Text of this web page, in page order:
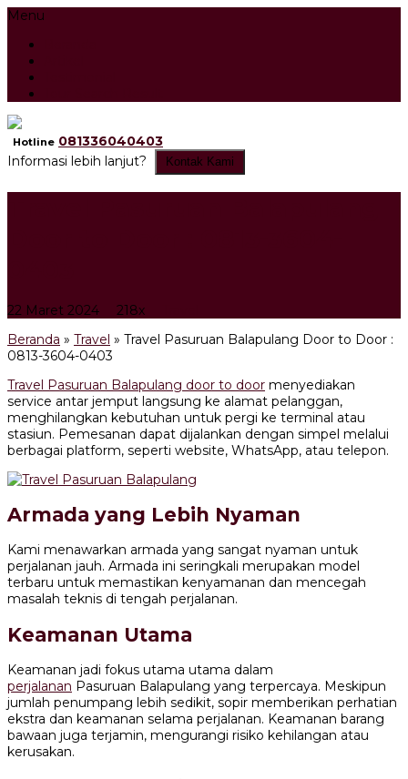
Menu
Hotline 081336040403
Informasi lebih lanjut?
Kontak Kami
22 Maret 2024 218x
Beranda » Travel » Travel Pasuruan Balapulang Door to Door :
0813-3604-0403
Travel Pasuruan Balapulang door to door menyediakan
service antar jemput langsung ke alamat pelanggan,
menghilangkan kebutuhan untuk pergi ke terminal atau
stasiun. Pemesanan dapat dijalankan dengan simpel melalui
berbagai platform, seperti website, WhatsApp, atau telepon.
Armada yang Lebih Nyaman
Kami menawarkan armada yang sangat nyaman untuk
perjalanan jauh. Armada ini seringkali merupakan model
terbaru untuk memastikan kenyamanan dan mencegah
masalah teknis di tengah perjalanan.
Keamanan Utama
Keamanan jadi fokus utama utama dalam
perjalanan Pasuruan Balapulang yang terpercaya. Meskipun
jumlah penumpang lebih sedikit, sopir memberikan perhatian
ekstra dan keamanan selama perjalanan. Keamanan barang
bawaan juga terjamin, mengurangi risiko kehilangan atau
kerusakan.